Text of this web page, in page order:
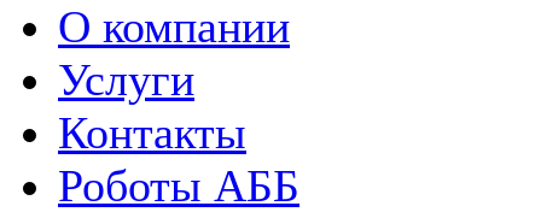
О компании
Услуги
Контакты
Роботы АББ